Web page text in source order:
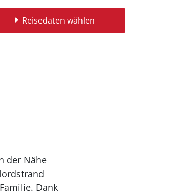
Reisedaten wählen
der Nähe
Dank